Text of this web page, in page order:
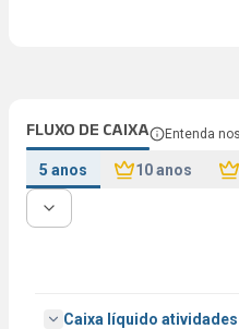
FLUXO DE CAIXA Entenda
5 anos 10 anos
Caixa líquido